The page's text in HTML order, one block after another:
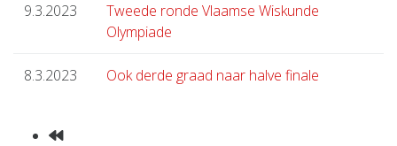
9.3.2023
Tweede ronde Vlaamse Wiskunde
Olympiade
8.3.2023 Ook derde graad naar halve finale